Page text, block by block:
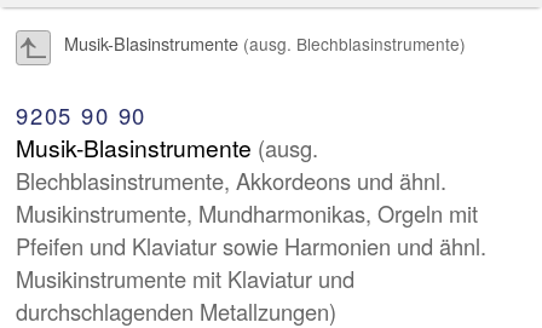
Musik-Blasinstrumente (ausg. Blechblasinstrumente)
9205 90 90
Musik-Blasinstrumente (ausg.
Blechblasinstrumente, Akkordeons und ähnl.
Musikinstrumente, Mundharmonikas, Orgeln mit
Pfeifen und Klaviatur sowie Harmonien und ähnl.
Musikinstrumente mit Klaviatur und
durchschlagenden Metallzungen)